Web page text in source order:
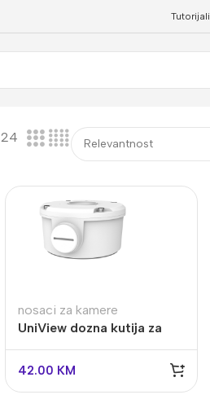
Tutorijali
24
nosaci za kamere
UniView dozna kutija za
kameru TR-JB05-B-IN
42.00 KM